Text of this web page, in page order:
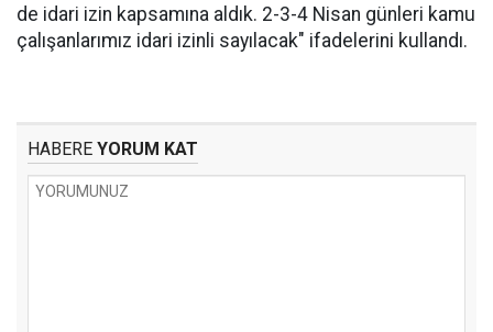
de idari izin kapsamına aldık. 2-3-4 Nisan günleri kamu
çalışanlarımız idari izinli sayılacak" ifadelerini kullandı.
HABERE YORUM KAT